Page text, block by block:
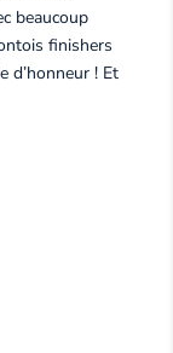
beaucoup
finishers
d’honneur ! Et